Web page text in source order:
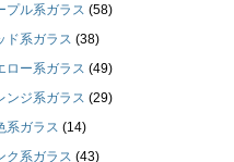
プル系ガラス (58)
ド系ガラス (38)
ロー系ガラス (49)
ンジ系ガラス (29)
系ガラス (14)
ク系ガラス (43)